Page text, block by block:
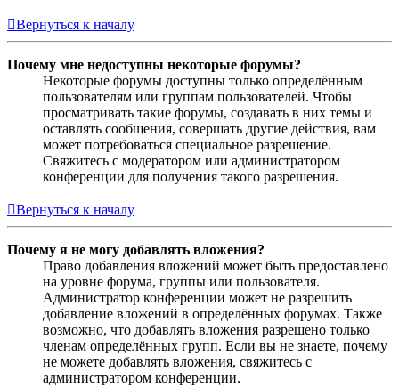
Вернуться к началу
Почему мне недоступны некоторые форумы?
Некоторые форумы доступны только определённым
пользователям или группам пользователей. Чтобы
просматривать такие форумы, создавать в них темы и
оставлять сообщения, совершать другие действия, вам
может потребоваться специальное разрешение.
Свяжитесь с модератором или администратором
конференции для получения такого разрешения.
Вернуться к началу
Почему я не могу добавлять вложения?
Право добавления вложений может быть предоставлено
на уровне форума, группы или пользователя.
Администратор конференции может не разрешить
добавление вложений в определённых форумах. Также
возможно, что добавлять вложения разрешено только
членам определённых групп. Если вы не знаете, почему
не можете добавлять вложения, свяжитесь с
администратором конференции.